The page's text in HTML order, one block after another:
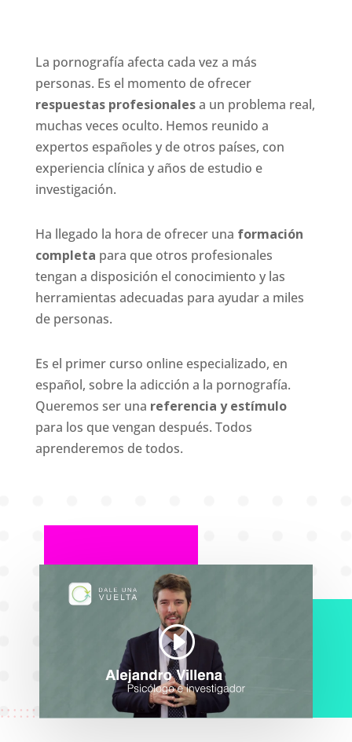
La pornografía afecta cada vez a más
personas. Es el momento de ofrecer
respuestas profesionalesa un problema real,
muchas veces oculto. Hemos reunido a
expertos españoles y de otros países, con
experiencia clínica y años de estudio e
investigación.
Ha llegado la hora de ofrecer una formación
completa para que otros profesionales
tengan a disposición el conocimiento y las
herramientas adecuadas para ayudar a miles
de personas.
Es el primer curso online especializado, en
español, sobre la adicción a la pornografía.
Queremos ser una referencia y estímulo
para los que vengan después. Todos
aprenderemos de todos.